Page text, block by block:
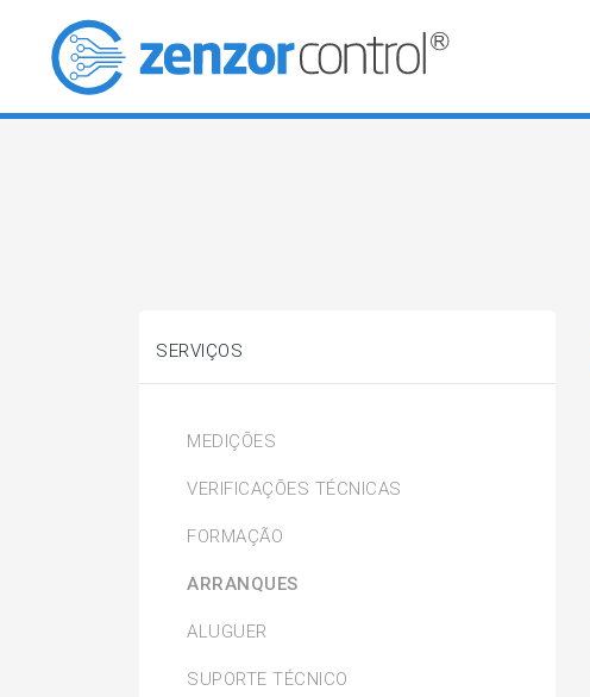
SERVIÇOS
MEDIÇÕES
VERIFICAÇÕES TÉCNICAS
FORMAÇÃO
ARRANQUES
ALUGUER
SUPORTE TÉCNICO